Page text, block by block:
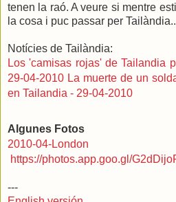
tenen la raó. A veure si mentre
la cosa i puc passar per
Notícies de Tailàndia:
Los 'camisas rojas' de Tailandia
29-04-2010 La muerte de un
en Tailandia - 29-04-2010
Algunes Fotos
2010-04-
https://photos.app.goo.gl/
---